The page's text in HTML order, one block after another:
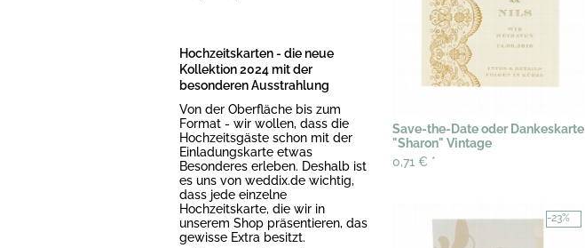
Hochzeitskarten - die neue
Kollektion 2024 mit der
besonderen Ausstrahlung
Von der Oberfläche bis zum
Format - wir wollen, dass die
Hochzeitsgäste schon mit der
Einladungskarte etwas
Besonderes erleben. Deshalb ist
es uns von weddix.de wichtig,
dass jede einzelne
Hochzeitskarte, die wir in
unserem Shop präsentieren, das
gewisse Extra besitzt.
Save-the-Date oder Dankeskarte
"Sharon" Vintage
0,71 € *
-23%